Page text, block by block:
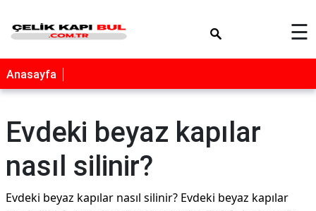
☰
Anasayfa
Evdeki beyaz kapılar
nasıl silinir?
Evdeki beyaz kapılar nasıl silinir? Evdeki beyaz kapılar